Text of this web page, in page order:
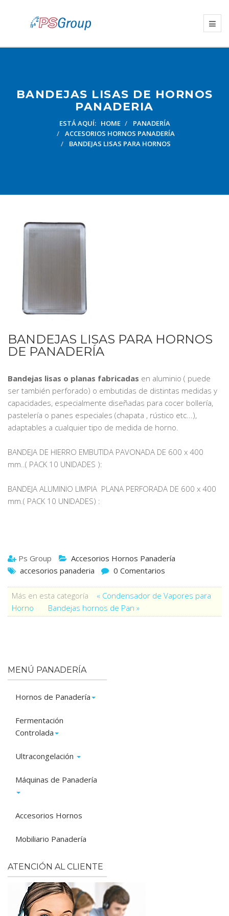
BANDEJAS LISAS DE HORNOS
PANADERIA
ESTÁ AQUÍ: HOME
PANADERÍA
ACCESORIOS HORNOS PANADERÍA
BANDEJAS LISAS PARA HORNOS
BANDEJAS LISAS PARA HORNOS
DE PANADERÍA
Bandejas lisas o planas fabricadas en aluminio ( puede
ser también perforado) o embutidas de distintas medidas y
capacidades, especialmente diseñadas para cocer bollería,
pastelería o panes especiales (chapata , rústico etc...),
adaptables a cualquier tipo de medida de horno.
BANDEJA DE HIERRO EMBUTIDA PAVONADA DE 600 x 400
mm..( PACK 10 UNIDADES ):
BANDEJA ALUMINIO LIMPIA PLANA PERFORADA DE 600 x 400
mm.( PACK 10 UNIDADES) :
Ps Group
Accesorios Hornos Panadería
accesorios panaderia
0 Comentarios
Más en esta categoría
« Condensador de Vapores para
Horno
Bandejas hornos de Pan »
MENÚ PANADERÍA
Hornos de Panadería
Fermentación
Controlada
Ultracongelación
Máquinas de Panadería
Accesorios Hornos
Mobiliario Panadería
ATENCIÓN AL CLIENTE